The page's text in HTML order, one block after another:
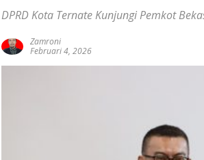
DPRD Kota Ternate Kunjungi Pemkot
Zamroni
Februari 4, 2026